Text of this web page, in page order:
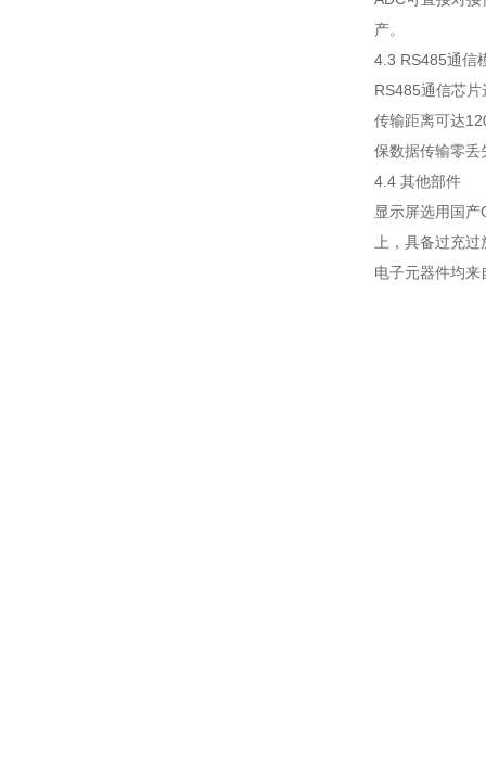
产。
4.3 RS485通信
RS485通信芯
传输距离可达
保数据传输零丢
4.4 其他部件
显示屏选用国
上，具备过充过
电子元器件均